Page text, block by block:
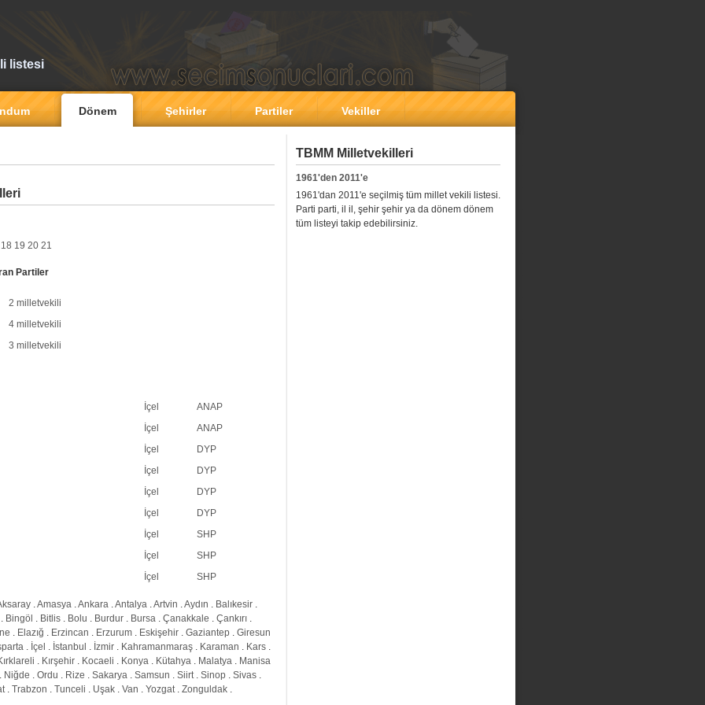
listesi
Dönem Şehirler Partiler Vekiller
18 19 20 21
Partiler
2 milletvekili
4 milletvekili
3 milletvekili
İçel
ANAP
İçel
ANAP
İçel
DYP
İçel
DYP
İçel
DYP
İçel
DYP
İçel
SHP
İçel
SHP
İçel
SHP
.Amasya .Ankara .Antalya .Artvin .Aydın . Balıkesir .
Bingöl . Bitlis . Bolu . Burdur . Bursa . Çanakkale . Çankırı .
. Elazığ . Erzincan . Erzurum . Eskişehir . Gaziantep . Giresun
. İçel . İstanbul . İzmir . Kahramanmaraş . Karaman . Kars .
. Kırşehir . Kocaeli . Konya . Kütahya . Malatya . Manisa
Niğde . Ordu . Rize . Sakarya . Samsun . Siirt. Sinop . Sivas .
. Trabzon . Tunceli . Uşak . Van . Yozgat. Zonguldak .
TBMM Milletvekilleri
1961'den 2011'e
1961'dan 2011'e seçilmiş tüm millet vekili listesi.
Parti parti, il il, şehir şehir ya da dönem dönem
tüm listeyi takip edebilirsiniz.